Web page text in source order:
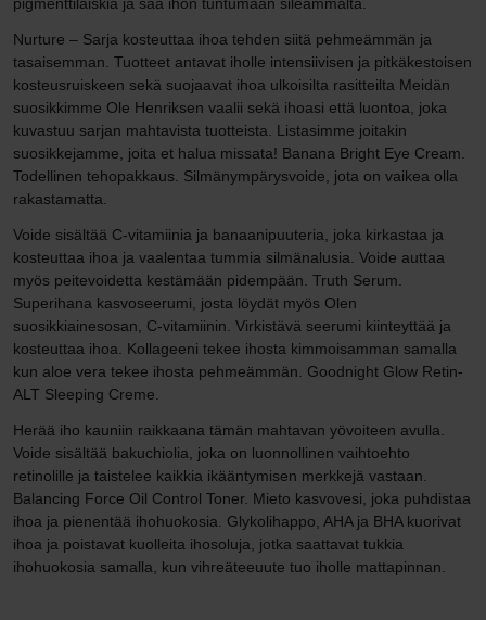
Nurture – Sarja kosteuttaa ihoa tehden siitä pehmeämmän ja
tasaisemman. Tuotteet antavat iholle intensiivisen ja pitkäkestoisen
kosteusruiskeen sekä suojaavat ihoa ulkoisilta rasitteilta Meidän
suosikkimme Ole Henriksen vaalii sekä ihoasi että luontoa, joka
kuvastuu sarjan mahtavista tuotteista. Listasimme joitakin
suosikkejamme, joita et halua missata! Banana Bright Eye Cream.
Todellinen tehopakkaus. Silmänympärysvoide, jota on vaikea olla
rakastamatta.
Voide sisältää C-vitamiinia ja banaanipuuteria, joka kirkastaa ja
kosteuttaa ihoa ja vaalentaa tummia silmänalusia. Voide auttaa
myös peitevoidetta kestämään pidempään. Truth Serum.
Superihana kasvoseerumi, josta löydät myös Olen
suosikkiainesosan, C-vitamiinin. Virkistävä seerumi kiinteyttää ja
kosteuttaa ihoa. Kollageeni tekee ihosta kimmoisamman samalla
kun aloe vera tekee ihosta pehmeämmän. Goodnight Glow Retin-
ALT Sleeping Creme.
Herää iho kauniin raikkaana tämän mahtavan yövoiteen avulla.
Voide sisältää bakuchiolia, joka on luonnollinen vaihtoehto
retinolille ja taistelee kaikkia ikääntymisen merkkejä vastaan.
Balancing Force Oil Control Toner. Mieto kasvovesi, joka puhdistaa
ihoa ja pienentää ihohuokosia. Glykolihappo, AHA ja BHA kuorivat
ihoa ja poistavat kuolleita ihosoluja, jotka saattavat tukkia
ihohuokosia samalla, kun vihreäteeuute tuo iholle mattapinnan.